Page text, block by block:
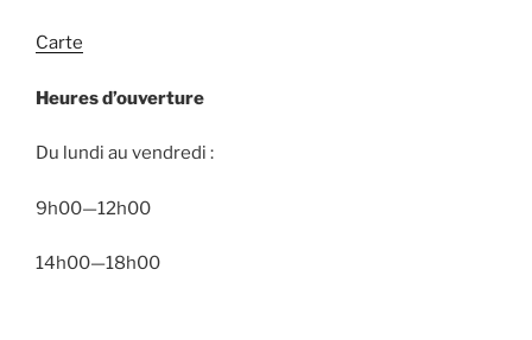
Carte
Heures d’ouverture
Du lundi au vendredi :
9h00—12h00
14h00—18h00